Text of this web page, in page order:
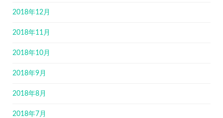
2018年12月
2018年11月
2018年10月
2018年9月
2018年8月
2018年7月